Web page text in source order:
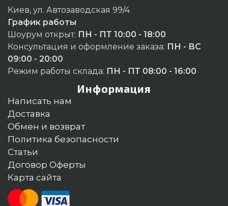
Киев, ул. Автозаводская 99/4
График работы
Шоурум открыт: ПН - ПТ 10:00 - 18:00
Консультация и оформление заказа: ПН - ВС
09:00 - 20:00
Режим работы склада: ПН - ПТ 08:00 - 16:00
Информация
Написать нам
Доставка
Обмен и возврат
Политика безопасности
Статьи
Договор Оферты
Карта сайта